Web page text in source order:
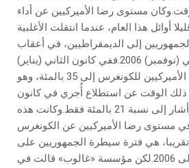
مستوى رضا الأميركيين عن أداء
أوائل هذا العام، عندما انتقلت الأغلبية
إلى الديمقراطيين، في أعقاب
انتخابات تشرين الثاني (نوفمبر) 2006.ففي كانون الثاني (يناير)
2007 وصل مستوى تأييد الأميركيين للكونغرس إلى 35 بالمئة، وهو
ذلك الوقت عن استطلاع أُجري في كانون
الأول (ديسمبر) 2006، وأشار إلى نسبة 21 بالمئة فقط.وكانت هذه
مستوى رضا الأميركيين عن الكونغرس
عاما تقريبا، هي فترة سيطرة الجمهوريين على
الكونغرس منذ 1995 إلى 2006.لكن مؤسسة «غالوب» قالت في